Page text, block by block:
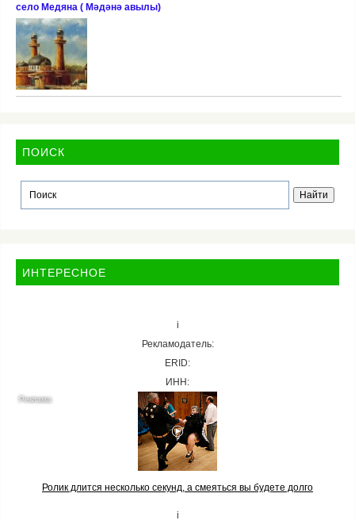
село Медяна ( Мәдәнә авылы)
ПОИСК
ИНТЕРЕСНОЕ
i
Рекламодатель:
ERID:
ИНН:
Ролик длится несколько секунд, а смеяться вы будете долго
i